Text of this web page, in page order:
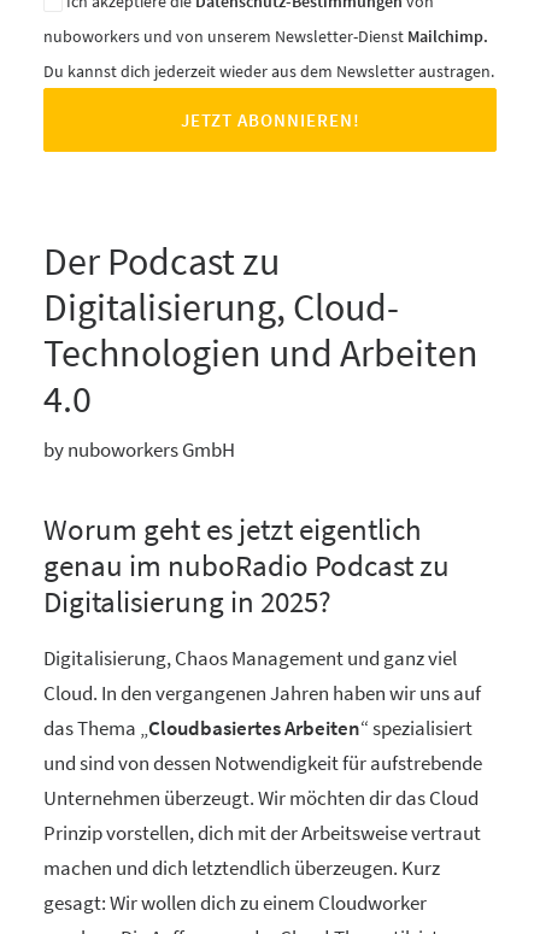
nuboworkers und von unserem Newsletter-Dienst Mailchimp.
Du kannst dich jederzeit wieder aus dem Newsletter austragen.
Der Podcast zu
Digitalisierung, Cloud-
Technologien und Arbeiten
4.0
by nuboworkers GmbH
Worum geht es jetzt eigentlich
genau im nuboRadio Podcast zu
Digitalisierung in 2025?
Digitalisierung, Chaos Management und ganz viel
Cloud. In den vergangenen Jahren haben wir uns auf
das Thema „Cloudbasiertes Arbeiten“ spezialisiert
und sind von dessen Notwendigkeit für aufstrebende
Unternehmen überzeugt. Wir möchten dir das Cloud
Prinzip vorstellen, dich mit der Arbeitsweise vertraut
machen und dich letztendlich überzeugen. Kurz
gesagt: Wir wollen dich zu einem Cloudworker